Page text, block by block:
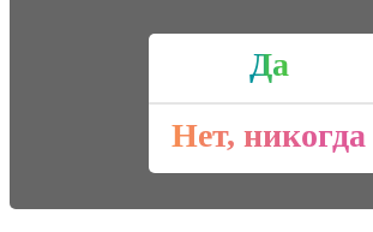
Да
Нет, никогда